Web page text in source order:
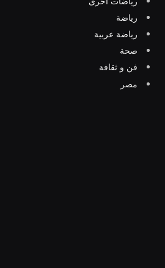
رياضة
رياضة عربية
صحة
فن و ثقافة
مصر